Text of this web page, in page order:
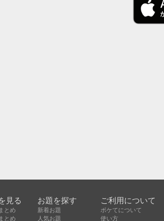
見る
とめ
とめ
お題を探す
新着お題
人気お題
ご利用について
ボケてについて
使い方